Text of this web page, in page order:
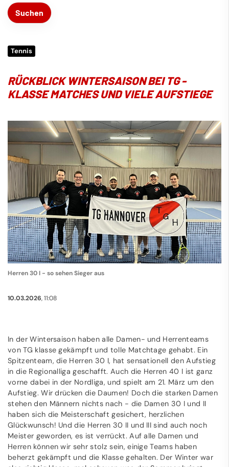
Tennis
RÜCKBLICK WINTERSAISON BEI TG -
KLASSE MATCHES UND VIELE AUFSTIEGE
Herren 30 I - so sehen Sieger aus
10.03.2026, 11:08
In der Wintersaison haben alle Damen- und Herrenteams
von TG klasse gekämpft und tolle Matchtage gehabt. Ein
Spitzenteam, die Herren 30 I, hat sensationell den Aufstieg
in die Regionalliga geschafft. Auch die Herren 40 I ist ganz
vorne dabei in der Nordliga, und spielt am 21. März um den
Aufstieg. Wir drücken die Daumen! Doch die starken Damen
stehen den Männern nichts nach - die Damen 30 I und II
haben sich die Meisterschaft gesichert, herzlichen
Glückwunsch! Und die Herren 30 II und III sind auch noch
Meister geworden, es ist verrückt. Auf alle Damen und
Herren können wir sehr stolz sein, einige Teams haben
beherzt gekämpft und die Klasse gehalten. Der Winter war